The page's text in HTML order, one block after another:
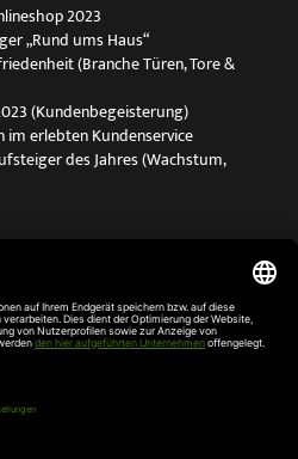
2023
„Rund ums Haus“
(Branche Türen, Tore &
(Kundenbegeisterung)
im erlebten Kundenservice
des Jahres (Wachstum,
2022
„Rund ums Haus“
im erlebten Kundenservice
Gold-Rang (Türen, Tore & Antriebe)